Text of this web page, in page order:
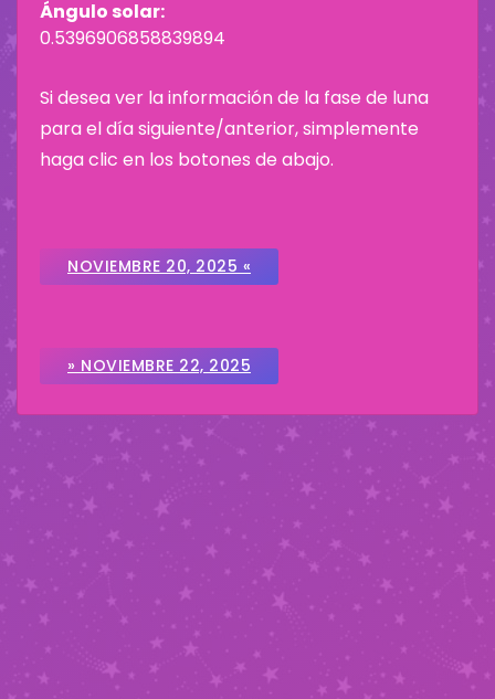
Ángulo solar:
0.5396906858839894
Si desea ver la información de la fase de luna
para el día siguiente/anterior, simplemente
haga clic en los botones de abajo.
NOVIEMBRE 20, 2025 «
» NOVIEMBRE 22, 2025